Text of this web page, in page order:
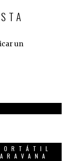
un